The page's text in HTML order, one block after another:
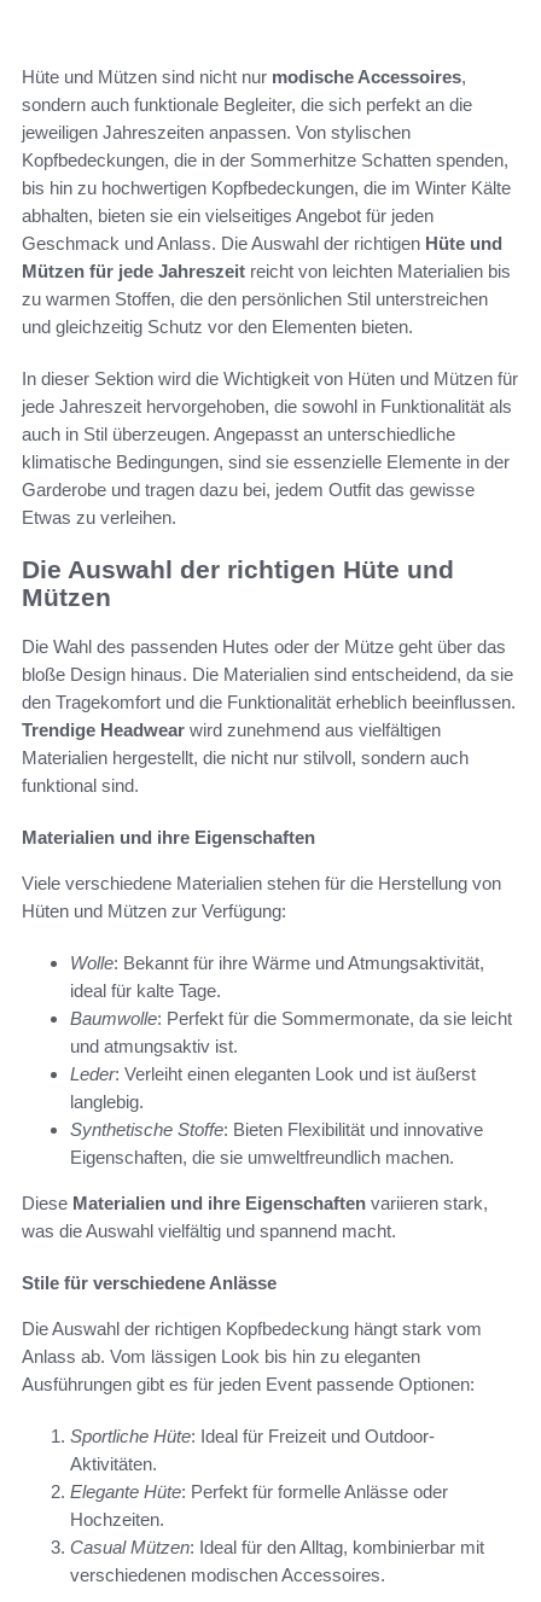
Hüte und Mützen sind nicht nur modische Accessoires,
sondern auch funktionale Begleiter, die sich perfekt an die
jeweiligen Jahreszeiten anpassen. Von stylischen
Kopfbedeckungen, die in der Sommerhitze Schatten spenden,
bis hin zu hochwertigen Kopfbedeckungen, die im Winter Kälte
abhalten, bieten sie ein vielseitiges Angebot für jeden
Geschmack und Anlass. Die Auswahl der richtigen Hüte und
Mützen für jede Jahreszeit reicht von leichten Materialien bis
zu warmen Stoffen, die den persönlichen Stil unterstreichen
und gleichzeitig Schutz vor den Elementen bieten.
In dieser Sektion wird die Wichtigkeit von Hüten und Mützen für
jede Jahreszeit hervorgehoben, die sowohl in Funktionalität als
auch in Stil überzeugen. Angepasst an unterschiedliche
klimatische Bedingungen, sind sie essenzielle Elemente in der
Garderobe und tragen dazu bei, jedem Outfit das gewisse
Etwas zu verleihen.
Die Auswahl der richtigen Hüte und
Mützen
Die Wahl des passenden Hutes oder der Mütze geht über das
bloße Design hinaus. Die Materialien sind entscheidend, da sie
den Tragekomfort und die Funktionalität erheblich beeinflussen.
Trendige Headwear wird zunehmend aus vielfältigen
Materialien hergestellt, die nicht nur stilvoll, sondern auch
funktional sind.
Materialien und ihre Eigenschaften
Viele verschiedene Materialien stehen für die Herstellung von
Hüten und Mützen zur Verfügung:
Wolle: Bekannt für ihre Wärme und Atmungsaktivität,
ideal für kalte Tage.
Baumwolle: Perfekt für die Sommermonate, da sie leicht
und atmungsaktiv ist.
Leder: Verleiht einen eleganten Look und ist äußerst
langlebig.
Synthetische Stoffe: Bieten Flexibilität und innovative
Eigenschaften, die sie umweltfreundlich machen.
Diese Materialien und ihre Eigenschaften variieren stark,
was die Auswahl vielfältig und spannend macht.
Stile für verschiedene Anlässe
Die Auswahl der richtigen Kopfbedeckung hängt stark vom
Anlass ab. Vom lässigen Look bis hin zu eleganten
Ausführungen gibt es für jeden Event passende Optionen:
Sportliche Hüte: Ideal für Freizeit und Outdoor-
Aktivitäten.
Elegante Hüte: Perfekt für formelle Anlässe oder
Hochzeiten.
Casual Mützen: Ideal für den Alltag, kombinierbar mit
verschiedenen modischen Accessoires.